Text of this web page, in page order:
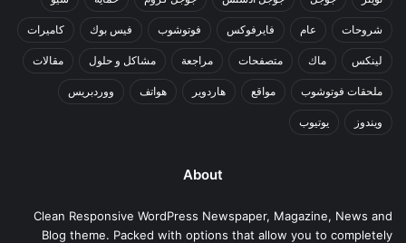
شروحات عام فايرفوكس فوتوشوب فيس بوك كاميرات
لينكس ماك متصفحات مراجعة مشاكل و حلول مقالات
ملحقات فوتوشوب مواقع هاردوير هواتف ووردبريس
ويندوز يوتيوب
About
Clean Responsive WordPress Newspaper, Magazine, News and
Blog theme. Packed with options that allow you to completely